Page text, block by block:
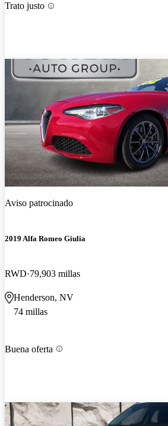
Trato justo
Aviso patrocinado
2019 Alfa Romeo Giulia
RWD 79,903 millas
Henderson, NV
74 millas
Buena oferta